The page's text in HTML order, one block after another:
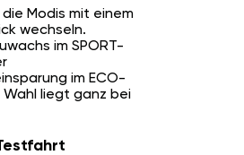
die Modis mit einem
wechseln.
im SPORT-
im ECO-
Wahl liegt ganz bei